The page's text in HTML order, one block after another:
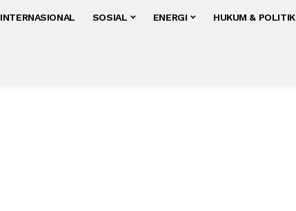
INTERNASIONAL SOSIAL ENERGI HUKUM & POLITIK